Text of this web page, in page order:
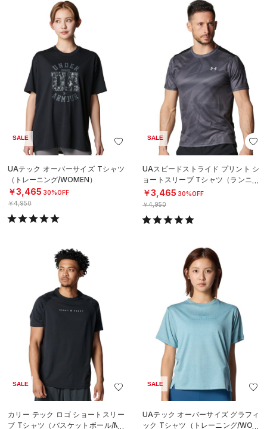
SALE
UAテック オーバーサイズ Tシャツ
（トレーニング/WOMEN）
￥3,465 30%OFF
￥4,950
SALE
UAスピードストライド プリント シ
ョートスリーブ Tシャツ（ランニン
グ/MEN）
￥3,465 30%OFF
￥4,950
SALE
カリー テック ロゴ ショートスリー
ブ Tシャツ（バスケットボール/ME
SALE
UAテック オーバーサイズ グラフィ
ック Tシャツ（トレーニング/WOM